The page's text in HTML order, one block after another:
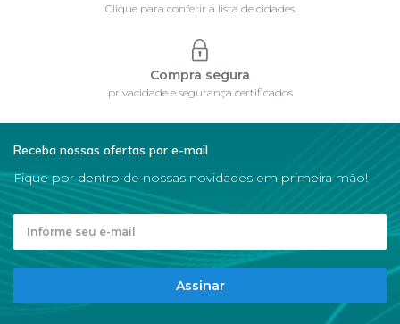
Clique para conferir a lista de cidades
Compra segura
privacidade e segurança certificados
Receba nossas ofertas por e-mail
Fique por dentro de nossas novidades em primeira mão!
Assinar